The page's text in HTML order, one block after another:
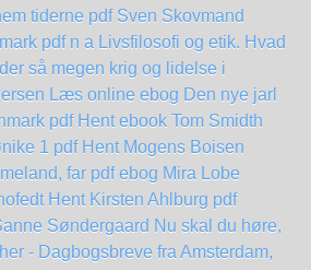
tiderne pdf Sven Skovmand
pdf n a Livsfilosofi og etik. Hvad
så megen krig og lidelse i
Læs online ebog Den nye jarl
pdf Hent ebook Tom Smidth
1 pdf Hent Mogens Boisen
far pdf ebog Mira Lobe
Hent Kirsten Ahlburg pdf
Søndergaard Nu skal du høre,
- Dagbogsbreve fra Amsterdam,